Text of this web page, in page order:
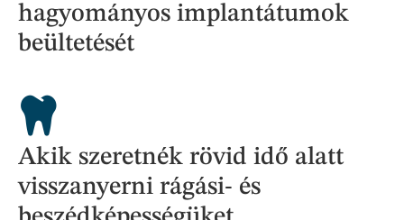
hagyományos implantátumok
beültetését
Akik szeretnék rövid idő alatt
visszanyerni rágási- és